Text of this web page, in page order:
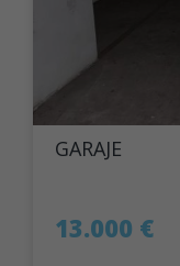
GARAJE
13.000 €